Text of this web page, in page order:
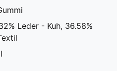
Leder - Kuh, 36.58%